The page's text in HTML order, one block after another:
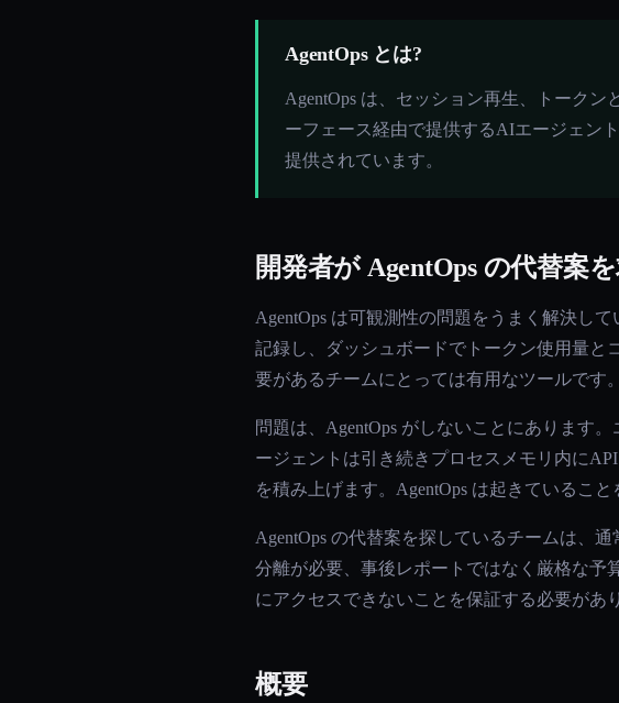
AgentOps とは?
AgentOps は、セッション再生、トーク
ーフェース経由で提供するAIエージェン
提供されています。
開発者が AgentOps の代替案
AgentOps は可観測性の問題をうまく解決し
記録し、ダッシュボードでトークン使用量と
要があるチームにとっては有用なツールです。
問題は、AgentOps がしないことにあります
ージェントは引き続きプロセスメモリ内に
を積み上げます。AgentOps は起きているこ
AgentOps の代替案を探しているチームは、
分離が必要、事後レポートではなく厳格な予
にアクセスできないことを保証する必要があ
概要